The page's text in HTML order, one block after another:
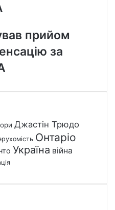
прийом
за
Джастін Трюдо
Онтаріо
Україна війна